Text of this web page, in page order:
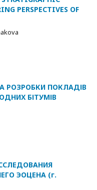
PERSPECTIVES OF
РОЗРОБКИ ПОКЛАДІВ
БІТУМІВ
ЭОЦЕНА (г.